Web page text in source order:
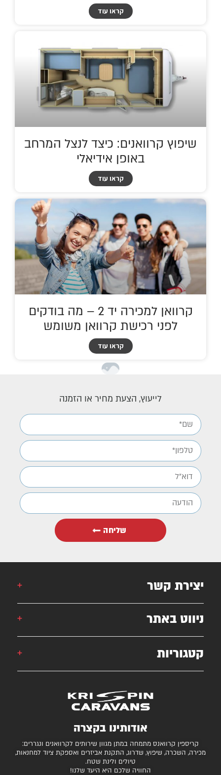
קראו עוד
שיפוץ קרוואנים: כיצד לנצל המרחב
באופן אידיאלי
קראו עוד
קרוואן למכירה יד 2 – מה בודקים
לפני רכישת קרוואן משומש
קראו עוד
לייעוץ, הצעת מחיר או הזמנה
שליחה
יצירת קשר
אורן: 052-6868777
krispincaravans@gmail.com
עצמונה 16, אזה"ת מישור אדומים
ניווט באתר
קרוואן
השירותים שלנו
חניונים מומלצים
יצירת קשר
קטגוריות
ציוד ואביזרים נלווים
אודותינו בקצרה
קריספין קרוואנס מתמחה במתן מגוון שירותים לקרוואנים ונגררים:
מכירה, השכרה, שיפוץ, שדרוג, התקנת אביזרים ואספקת ציוד למחנאות,
טיולים ולינת שטח.
החוויה שלכם היא היעד שלנו!